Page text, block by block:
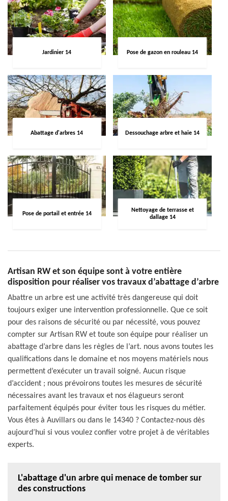
Jardinier 14 Pose de gazon en rouleau 14
Abattage d'arbres 14 Dessouchage arbre et haie 14
Pose de portail et entrée 14
Nettoyage de terrasse et
dallage 14
Artisan RW et son équipe sont à votre entière
disposition pour réaliser vos travaux d’abattage d’arbre
Abattre un arbre est une activité très dangereuse qui doit
toujours exiger une intervention professionnelle. Que ce soit
pour des raisons de sécurité ou par nécessité, vous pouvez
compter sur Artisan RW et toute son équipe pour réaliser un
abattage d’arbre dans les règles de l’art. nous avons toutes les
qualifications dans le domaine et nos moyens matériels nous
permettent d’exécuter un travail soigné. Aucun risque
d’accident ; nous prévoirons toutes les mesures de sécurité
nécessaires avant les travaux et nos élagueurs seront
parfaitement équipés pour éviter tous les risques du métier.
Vous êtes à Auvillars ou dans le 14340 ? Contactez-nous dès
aujourd’hui si vous voulez confier votre projet à de véritables
experts.
L'abattage d'un arbre qui menace de tomber sur
des constructions